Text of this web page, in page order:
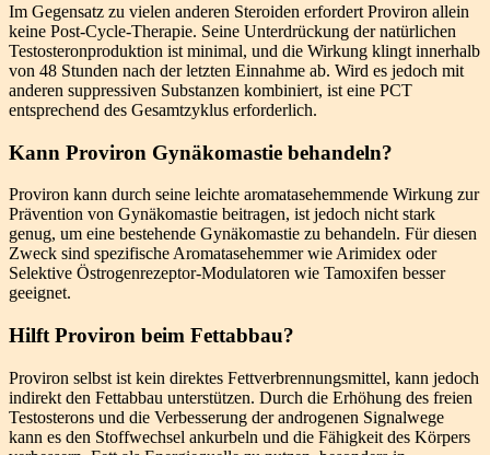
Im Gegensatz zu vielen anderen Steroiden erfordert Proviron allein
keine Post-Cycle-Therapie. Seine Unterdrückung der natürlichen
Testosteronproduktion ist minimal, und die Wirkung klingt innerhalb
von 48 Stunden nach der letzten Einnahme ab. Wird es jedoch mit
anderen suppressiven Substanzen kombiniert, ist eine PCT
entsprechend des Gesamtzyklus erforderlich.
Kann Proviron Gynäkomastie behandeln?
Proviron kann durch seine leichte aromatasehemmende Wirkung zur
Prävention von Gynäkomastie beitragen, ist jedoch nicht stark
genug, um eine bestehende Gynäkomastie zu behandeln. Für diesen
Zweck sind spezifische Aromatasehemmer wie Arimidex oder
Selektive Östrogenrezeptor-Modulatoren wie Tamoxifen besser
geeignet.
Hilft Proviron beim Fettabbau?
Proviron selbst ist kein direktes Fettverbrennungsmittel, kann jedoch
indirekt den Fettabbau unterstützen. Durch die Erhöhung des freien
Testosterons und die Verbesserung der androgenen Signalwege
kann es den Stoffwechsel ankurbeln und die Fähigkeit des Körpers